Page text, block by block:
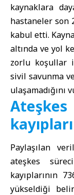
kaynaklara
hastaneler son
kabul etti.
altında ve yol
zorlu koşullar
sivil savunma
ulaşamadığını
kayıpları
Paylaşılan
ateşkes
kayıplarının
yükseldiği